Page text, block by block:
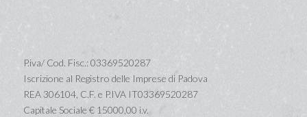
P.iva/ Cod. Fisc.: 03369520287
Iscrizione al Registro delle Imprese di Padova
REA 306104, C.F. e P.IVA IT03369520287
Capitale Sociale € 15000,00 i.v.